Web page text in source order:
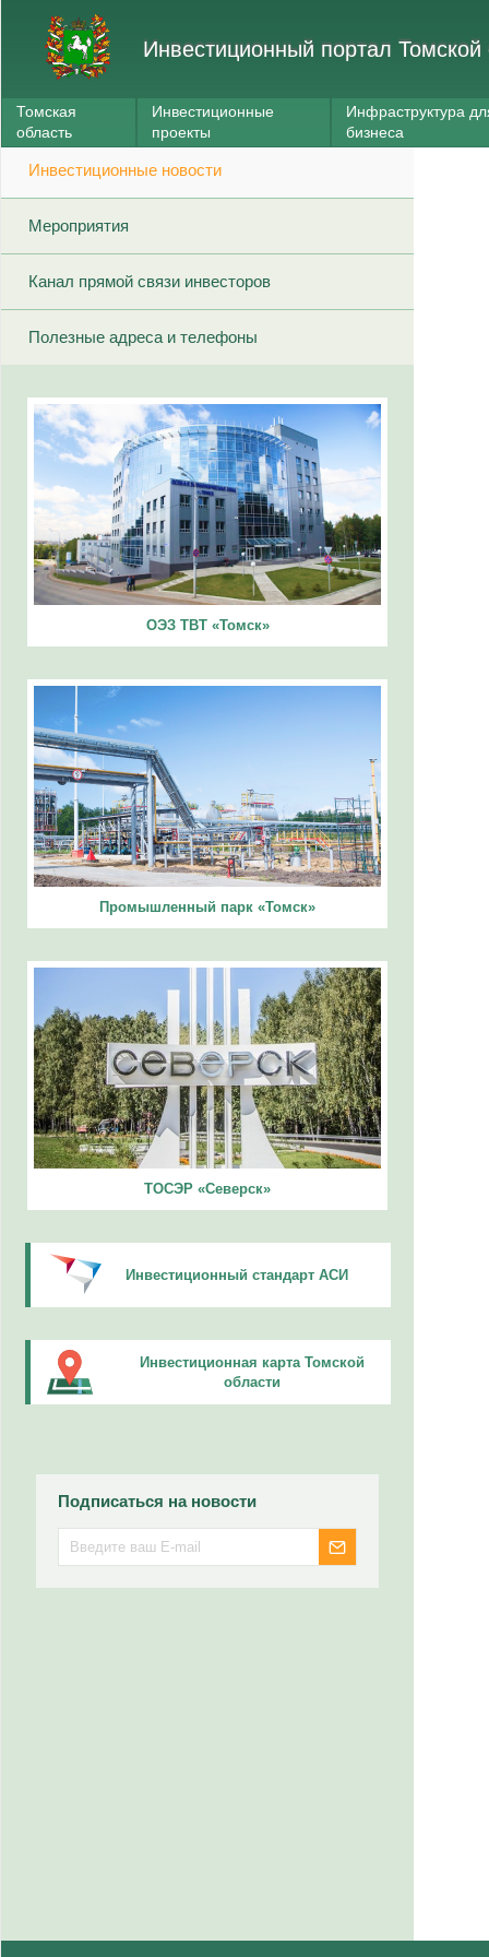
Инвестиционный портал Томской
Томская
область
Инвестиционные
проекты
Инфраструктура
бизнеса
Инвестиционные новости
Мероприятия
Канал прямой связи инвесторов
Полезные адреса и телефоны
ОЭЗ ТВТ «Томск»
Промышленный парк «Томск»
ТОСЭР «Северск»
Инвестиционный стандарт АСИ
Инвестиционная карта Томской
области
Подписаться на новости